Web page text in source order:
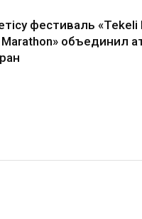
фестиваль «Tekeli
объединил